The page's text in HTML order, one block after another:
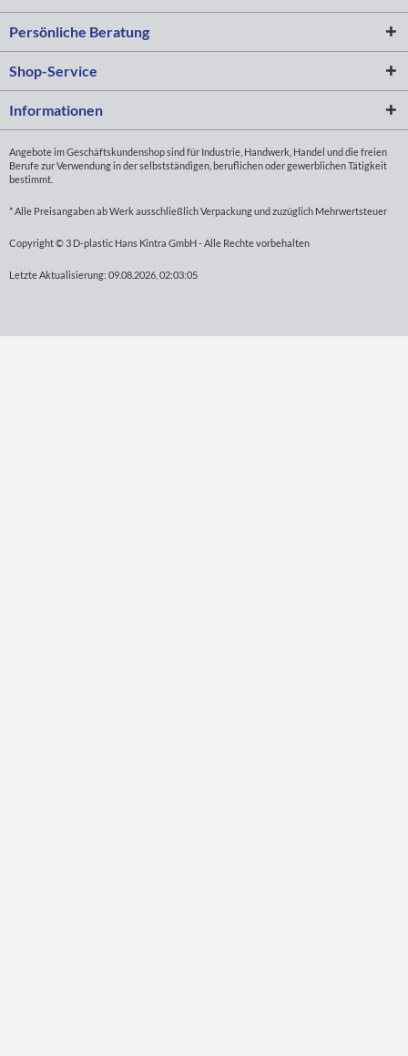
Persönliche Beratung
Shop-Service
Informationen
Angebote im Geschäftskundenshop sind für Industrie, Handwerk, Handel und die freien
Berufe zur Verwendung in der selbstständigen, beruflichen oder gewerblichen Tätigkeit
bestimmt.
* Alle Preisangaben ab Werk ausschließlich Verpackung und zuzüglich Mehrwertsteuer
Copyright © 3 D-plastic Hans Kintra GmbH - Alle Rechte vorbehalten
Letzte Aktualisierung: 09.08.2026, 02:03:05